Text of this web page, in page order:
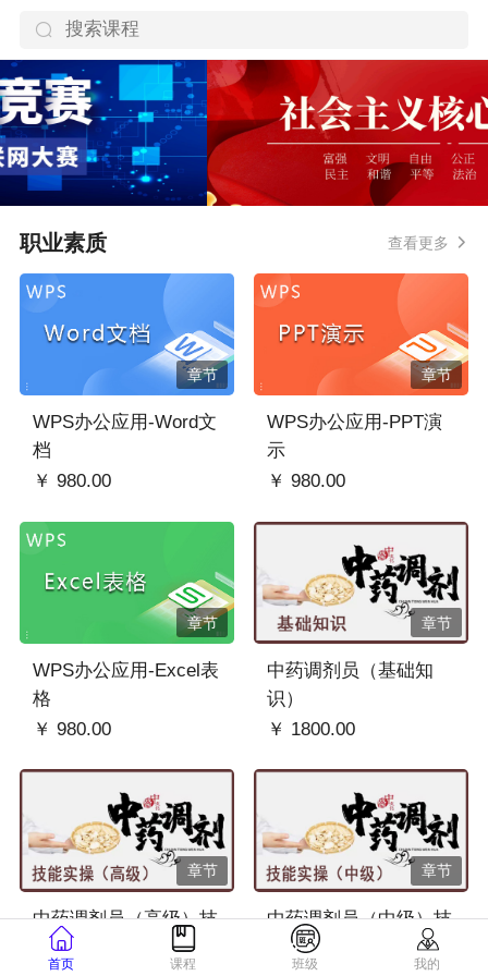
职业素质 查看更多
章节
WPS办公应用-Word文
档
￥ 980.00
章节
WPS办公应用-PPT演
示
￥ 980.00
章节
WPS办公应用-Excel表
格
￥ 980.00
章节
中药调剂员（基础知
识）
￥ 1800.00
章节
中药调剂员（高级）技
能实操
章节
中药调剂员（中级）技
能实操
首页 课程 班级 我的